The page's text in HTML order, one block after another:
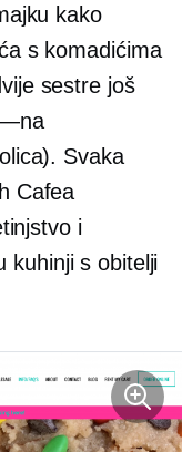
kako
s komadićima
sestre još
Svaka
Cafea
i
kuhinji s obitelji